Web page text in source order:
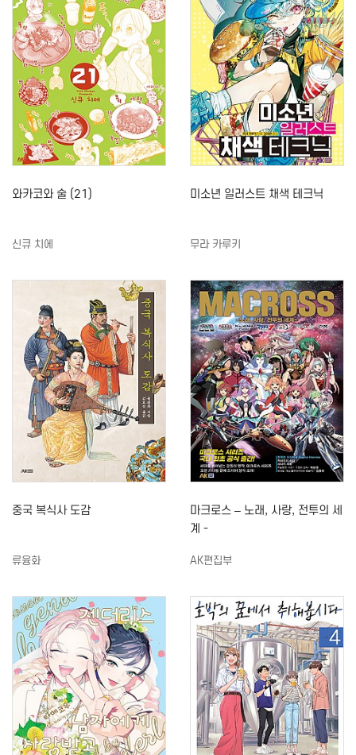
와카코와 술 (21)
신큐 치에
미소년 일러스트 채색 테크닉
무라 카루키
중국 복식사 도감
류융화
마크로스 – 노래, 사랑, 전투의 세
계 -
AK편집부